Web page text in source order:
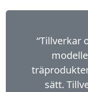
“Tillverkar
sätt.